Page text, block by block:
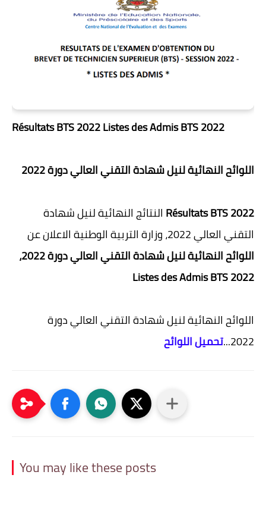
Résultats BTS 2022 Listes des Admis BTS 2022
اللوائح النهائية لنيل شهادة التقني العالي دورة 2022
Résultats BTS 2022 النتائج النهائية لنيل شهادة
التقني العالي 2022، وزارة التربية الوطنية الاعلان عن
اللوائح النهائية لنيل شهادة التقني العالي دورة 2022،
Listes des Admis BTS 2022
​اللوائح النهائية لنيل شهادة التقني العالي دورة
2022... تحميل اللوائح
You may like these posts